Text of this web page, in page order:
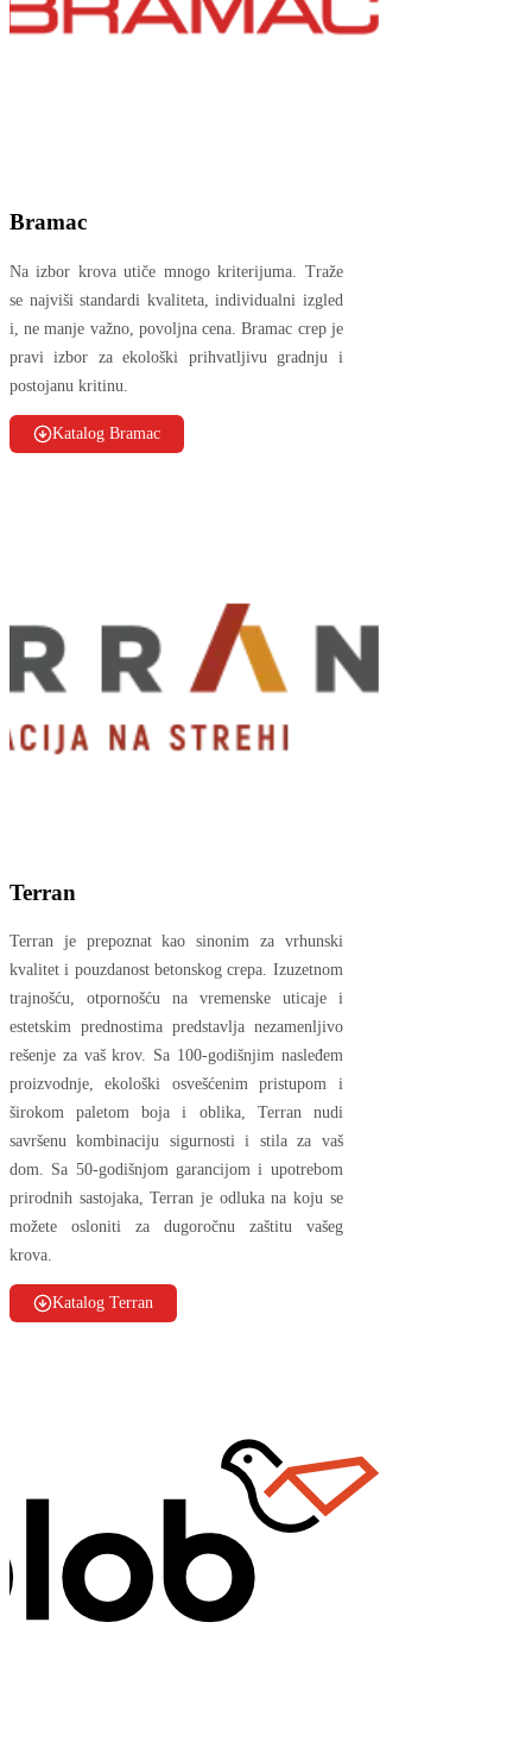
Bramac
Na izbor krova utiče mnogo kriterijuma. Traže
se najviši standardi kvaliteta, individualni izgled
i, ne manje važno, povoljna cena. Bramac crep je
pravi izbor za ekološki prihvatljivu gradnju i
postojanu kritinu.
Katalog Bramac
Terran
Terran je prepoznat kao sinonim za vrhunski
kvalitet i pouzdanost betonskog crepa. Izuzetnom
trajnošću, otpornošću na vremenske uticaje i
estetskim prednostima predstavlja nezamenljivo
rešenje za vaš krov. Sa 100-godišnjim nasleđem
proizvodnje, ekološki osvešćenim pristupom i
širokom paletom boja i oblika, Terran nudi
savršenu kombinaciju sigurnosti i stila za vaš
dom. Sa 50-godišnjom garancijom i upotrebom
prirodnih sastojaka, Terran je odluka na koju se
možete osloniti za dugoročnu zaštitu vašeg
krova.
Katalog Terran